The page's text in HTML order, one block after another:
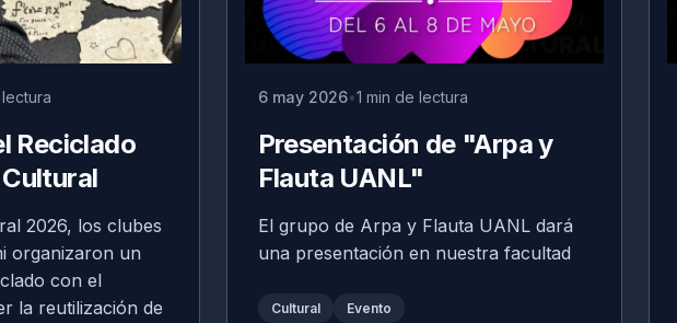
Reciclado
2026, los clubes
organizaron un
con el
la reutilización de
6 may 2026 1 min de lectura
Presentación de "Arpa y
Flauta UANL"
El grupo de Arpa y Flauta UANL dará
una presentación en nuestra facultad
Cultural Evento